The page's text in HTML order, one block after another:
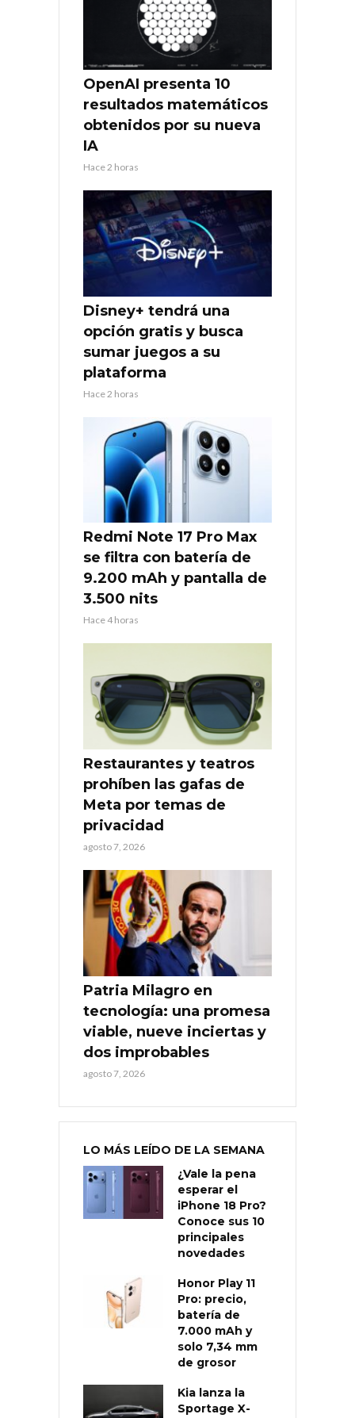
OpenAI presenta 10
resultados matemáticos
obtenidos por su nueva
IA
Hace 2 horas
Disney+ tendrá una
opción gratis y busca
sumar juegos a su
plataforma
Hace 2 horas
Redmi Note 17 Pro Max
se filtra con batería de
9.200 mAh y pantalla de
3.500 nits
Hace 4 horas
Restaurantes y teatros
prohíben las gafas de
Meta por temas de
privacidad
agosto 7, 2026
Patria Milagro en
tecnología: una promesa
viable, nueve inciertas y
dos improbables
agosto 7, 2026
LO MÁS LEÍDO DE LA SEMANA
¿Vale la pena
esperar el
iPhone 18 Pro?
Conoce sus 10
principales
novedades
Honor Play 11
Pro: precio,
batería de
7.000 mAh y
solo 7,34 mm
de grosor
Kia lanza la
Sportage X-